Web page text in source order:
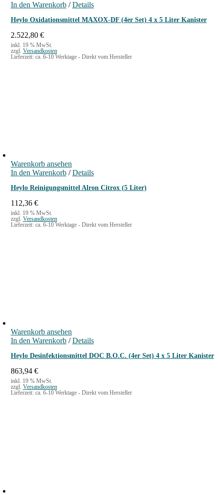
In den Warenkorb / Details
Heylo Oxidationsmittel MAXOX-DF (4er Set) 4 x 5 Liter Kanister
2.522,80 €
inkl. 19 % MwSt.
zzgl. Versandkosten
Lieferzeit: ca. 6-10 Werktage - Direkt vom Hersteller
Warenkorb ansehen
In den Warenkorb / Details
Heylo Reinigungsmittel Alron Citrox (5 Liter)
112,36 €
inkl. 19 % MwSt.
zzgl. Versandkosten
Lieferzeit: ca. 6-10 Werktage - Direkt vom Hersteller
Warenkorb ansehen
In den Warenkorb / Details
Heylo Desinfektionsmittel DOC B.O.C. (4er Set) 4 x 5 Liter Kanister
863,94 €
inkl. 19 % MwSt.
zzgl. Versandkosten
Lieferzeit: ca. 6-10 Werktage - Direkt vom Hersteller